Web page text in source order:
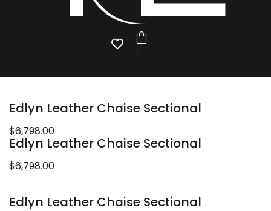
Edlyn Leather Chaise Sectional
$6,798.00
Edlyn Leather Chaise Sectional
$6,798.00
Edlyn Leather Chaise Sectional